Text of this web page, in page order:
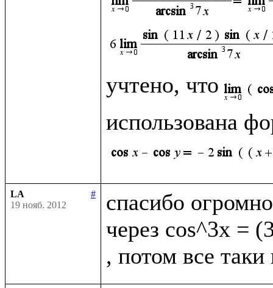
учтено, что
использована
LA
#
19 нояб. 2012
спасибо
через cos^3x =